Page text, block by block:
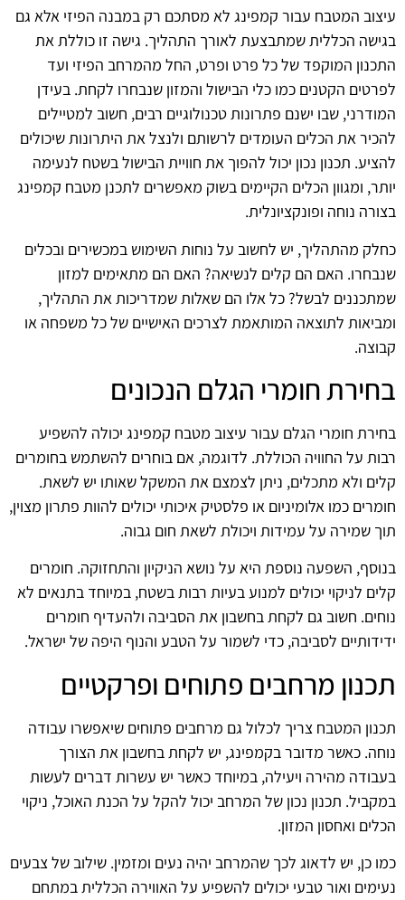
עיצוב המטבח עבור קמפינג לא מסתכם רק במבנה הפיזי אלא גם
בגישה הכללית שמתבצעת לאורך התהליך. גישה זו כוללת את
התכנון המוקפד של כל פרט ופרט, החל מהמרחב הפיזי ועד
לפרטים הקטנים כמו כלי הבישול והמזון שנבחרו לקחת. בעידן
המודרני, שבו ישנם פתרונות טכנולוגיים רבים, חשוב למטיילים
להכיר את הכלים העומדים לרשותם ולנצל את היתרונות שיכולים
להציע. תכנון נכון יכול להפוך את חוויית הבישול בשטח לנעימה
יותר, ומגוון הכלים הקיימים בשוק מאפשרים לתכנן מטבח קמפינג
בצורה נוחה ופונקציונלית.
כחלק מהתהליך, יש לחשוב על נוחות השימוש במכשירים ובכלים
שנבחרו. האם הם קלים לנשיאה? האם הם מתאימים למזון
שמתכננים לבשל? כל אלו הם שאלות שמדריכות את התהליך,
ומביאות לתוצאה המותאמת לצרכים האישיים של כל משפחה או
קבוצה.
בחירת חומרי הגלם הנכונים
בחירת חומרי הגלם עבור עיצוב מטבח קמפינג יכולה להשפיע
רבות על החוויה הכוללת. לדוגמה, אם בוחרים להשתמש בחומרים
קלים ולא מתכלים, ניתן לצמצם את המשקל שאותו יש לשאת.
חומרים כמו אלומיניום או פלסטיק איכותי יכולים להוות פתרון מצוין,
תוך שמירה על עמידות ויכולת לשאת חום גבוה.
בנוסף, השפעה נוספת היא על נושא הניקיון והתחזוקה. חומרים
קלים לניקוי יכולים למנוע בעיות רבות בשטח, במיוחד בתנאים לא
נוחים. חשוב גם לקחת בחשבון את הסביבה ולהעדיף חומרים
ידידותיים לסביבה, כדי לשמור על הטבע והנוף היפה של ישראל.
תכנון מרחבים פתוחים ופרקטיים
תכנון המטבח צריך לכלול גם מרחבים פתוחים שיאפשרו עבודה
נוחה. כאשר מדובר בקמפינג, יש לקחת בחשבון את הצורך
בעבודה מהירה ויעילה, במיוחד כאשר יש עשרות דברים לעשות
במקביל. תכנון נכון של המרחב יכול להקל על הכנת האוכל, ניקוי
הכלים ואחסון המזון.
כמו כן, יש לדאוג לכך שהמרחב יהיה נעים ומזמין. שילוב של צבעים
נעימים ואור טבעי יכולים להשפיע על האווירה הכללית במתחם